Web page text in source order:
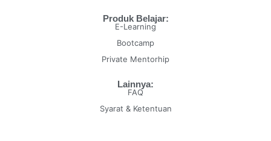
Produk Belajar:
E-Learning
Bootcamp
Private Mentorhip
Lainnya:
FAQ
Syarat & Ketentuan